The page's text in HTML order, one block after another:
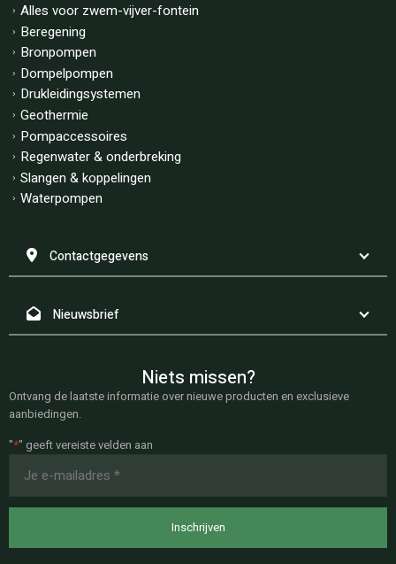
Alles voor zwem-vijver-fontein
Beregening
Bronpompen
Dompelpompen
Drukleidingsystemen
Geothermie
Pompaccessoires
Regenwater & onderbreking
Slangen & koppelingen
Waterpompen
Contactgegevens
Nieuwsbrief
Niets missen?
Ontvang de laatste informatie over nieuwe producten en exclusieve
aanbiedingen.
"*" geeft vereiste velden aan
mailadres
*